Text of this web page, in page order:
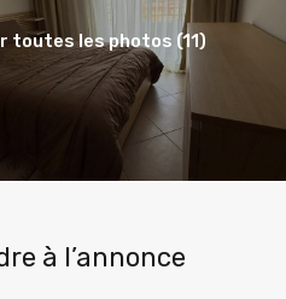
toutes les photos (11)
à l’annonce